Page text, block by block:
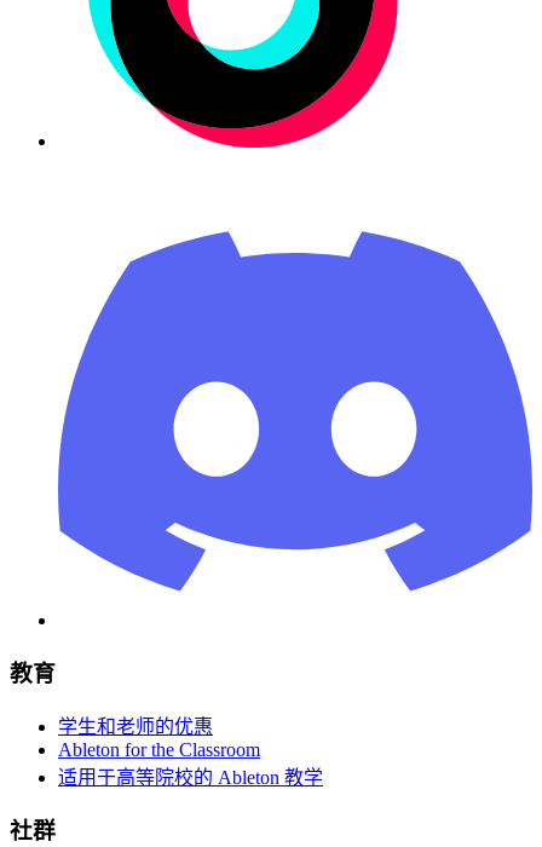
教育
学生和老师的优惠
Ableton for the Classroom
适用于高等院校的 Ableton 教学
社群